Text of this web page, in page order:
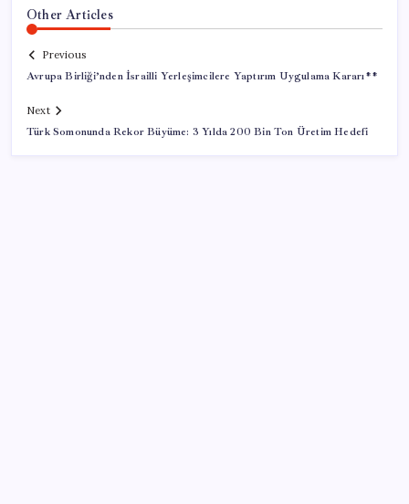
Other Articles
Previous
Avrupa Birliği’nden İsrailli Yerleşimcilere Yaptırım Uygulama Kararı**
Next
Türk Somonunda Rekor Büyüme: 3 Yılda 200 Bin Ton Üretim Hedefi